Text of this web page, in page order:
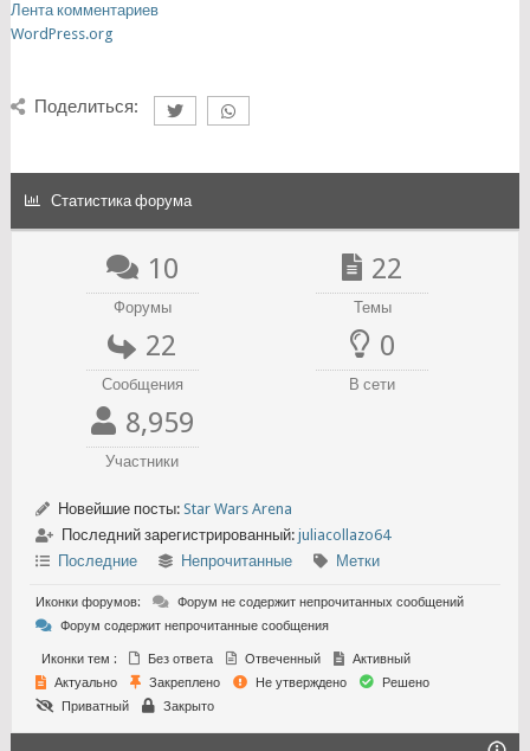
Лента комментариев
WordPress.org
Поделиться:
Статистика форума
10
Форумы
22
Темы
22
Сообщения
0
В сети
8,959
Участники
Новейшие посты: Star Wars Arena
Последний зарегистрированный: juliacollazo64
Последние
Непрочитанные Метки
Иконки форумов:
Форум не содержит непрочитанных сообщений
Форум содержит непрочитанные сообщения
Иконки тем : Без ответа Отвеченный
Активный
Актуально
Закреплено Не утверждено
Решено
Приватный
Закрыто